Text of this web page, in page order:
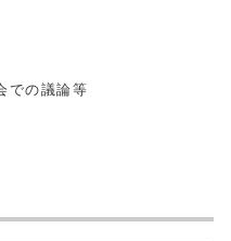
での議論等